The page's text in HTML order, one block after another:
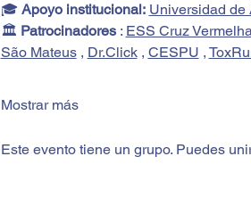
🎓 Apoyo institucional: Universidad de
🏛️ Patrocinadores : ESS Cruz
São Mateus , Dr.Click , CESPU ,
Mostrar más
Este evento tiene un grupo. Puedes